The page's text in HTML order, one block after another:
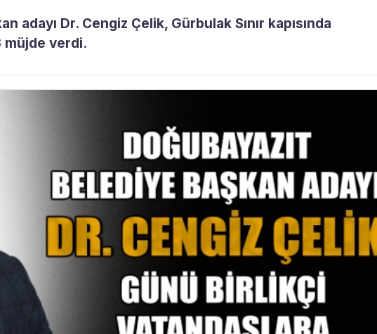
adayı Dr. Cengiz Çelik, Gürbulak Sınır kapısında
müjde verdi.